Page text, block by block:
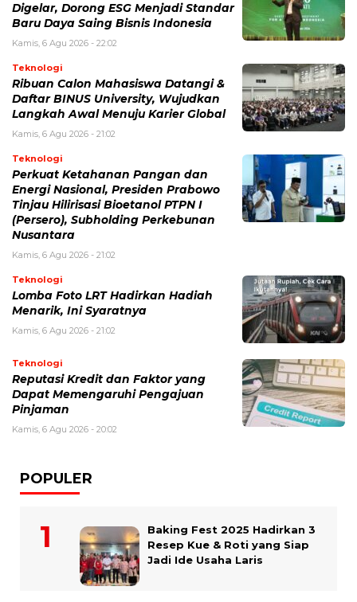
Digelar, Dorong ESG Menjadi Standar
Baru Daya Saing Bisnis Indonesia
Kamis, 6 Agu 2026 - 22:02
Teknologi
Ribuan Calon Mahasiswa Datangi &
Daftar BINUS University, Wujudkan
Langkah Awal Menuju Karier Global
Kamis, 6 Agu 2026 - 21:02
Teknologi
Perkuat Ketahanan Pangan dan
Energi Nasional, Presiden Prabowo
Tinjau Hilirisasi Bioetanol PTPN I
(Persero), Subholding Perkebunan
Nusantara
Kamis, 6 Agu 2026 - 21:02
Teknologi
Lomba Foto LRT Hadirkan Hadiah
Menarik, Ini Syaratnya
Kamis, 6 Agu 2026 - 21:02
Teknologi
Reputasi Kredit dan Faktor yang
Dapat Memengaruhi Pengajuan
Pinjaman
Kamis, 6 Agu 2026 - 20:02
POPULER
Baking Fest 2025 Hadirkan 3
Resep Kue & Roti yang Siap
Jadi Ide Usaha Laris